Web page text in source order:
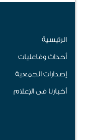
الرئيسية
أحداث وفاعليات
إصدارات الجمعية
أخبارنا فى الإعلام